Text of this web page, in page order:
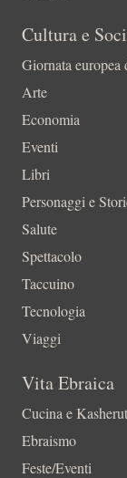
Cultura e
Giornata europea
Arte
Economia
Eventi
Libri
Personaggi e
Salute
Spettacolo
Taccuino
Tecnologia
Viaggi
Vita Ebraica
Cucina e Kasherut
Ebraismo
Feste/Eventi